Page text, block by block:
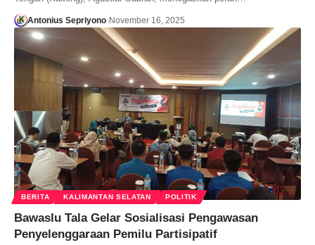
Antonius Sepriyono November 16, 2025
BERITA KALIMANTAN SELATAN POLITIK
Bawaslu Tala Gelar Sosialisasi Pengawasan
Penyelenggaraan Pemilu Partisipatif